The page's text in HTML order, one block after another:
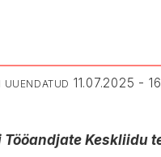
UUENDATUD 11.07.2025 -
Keskliidu